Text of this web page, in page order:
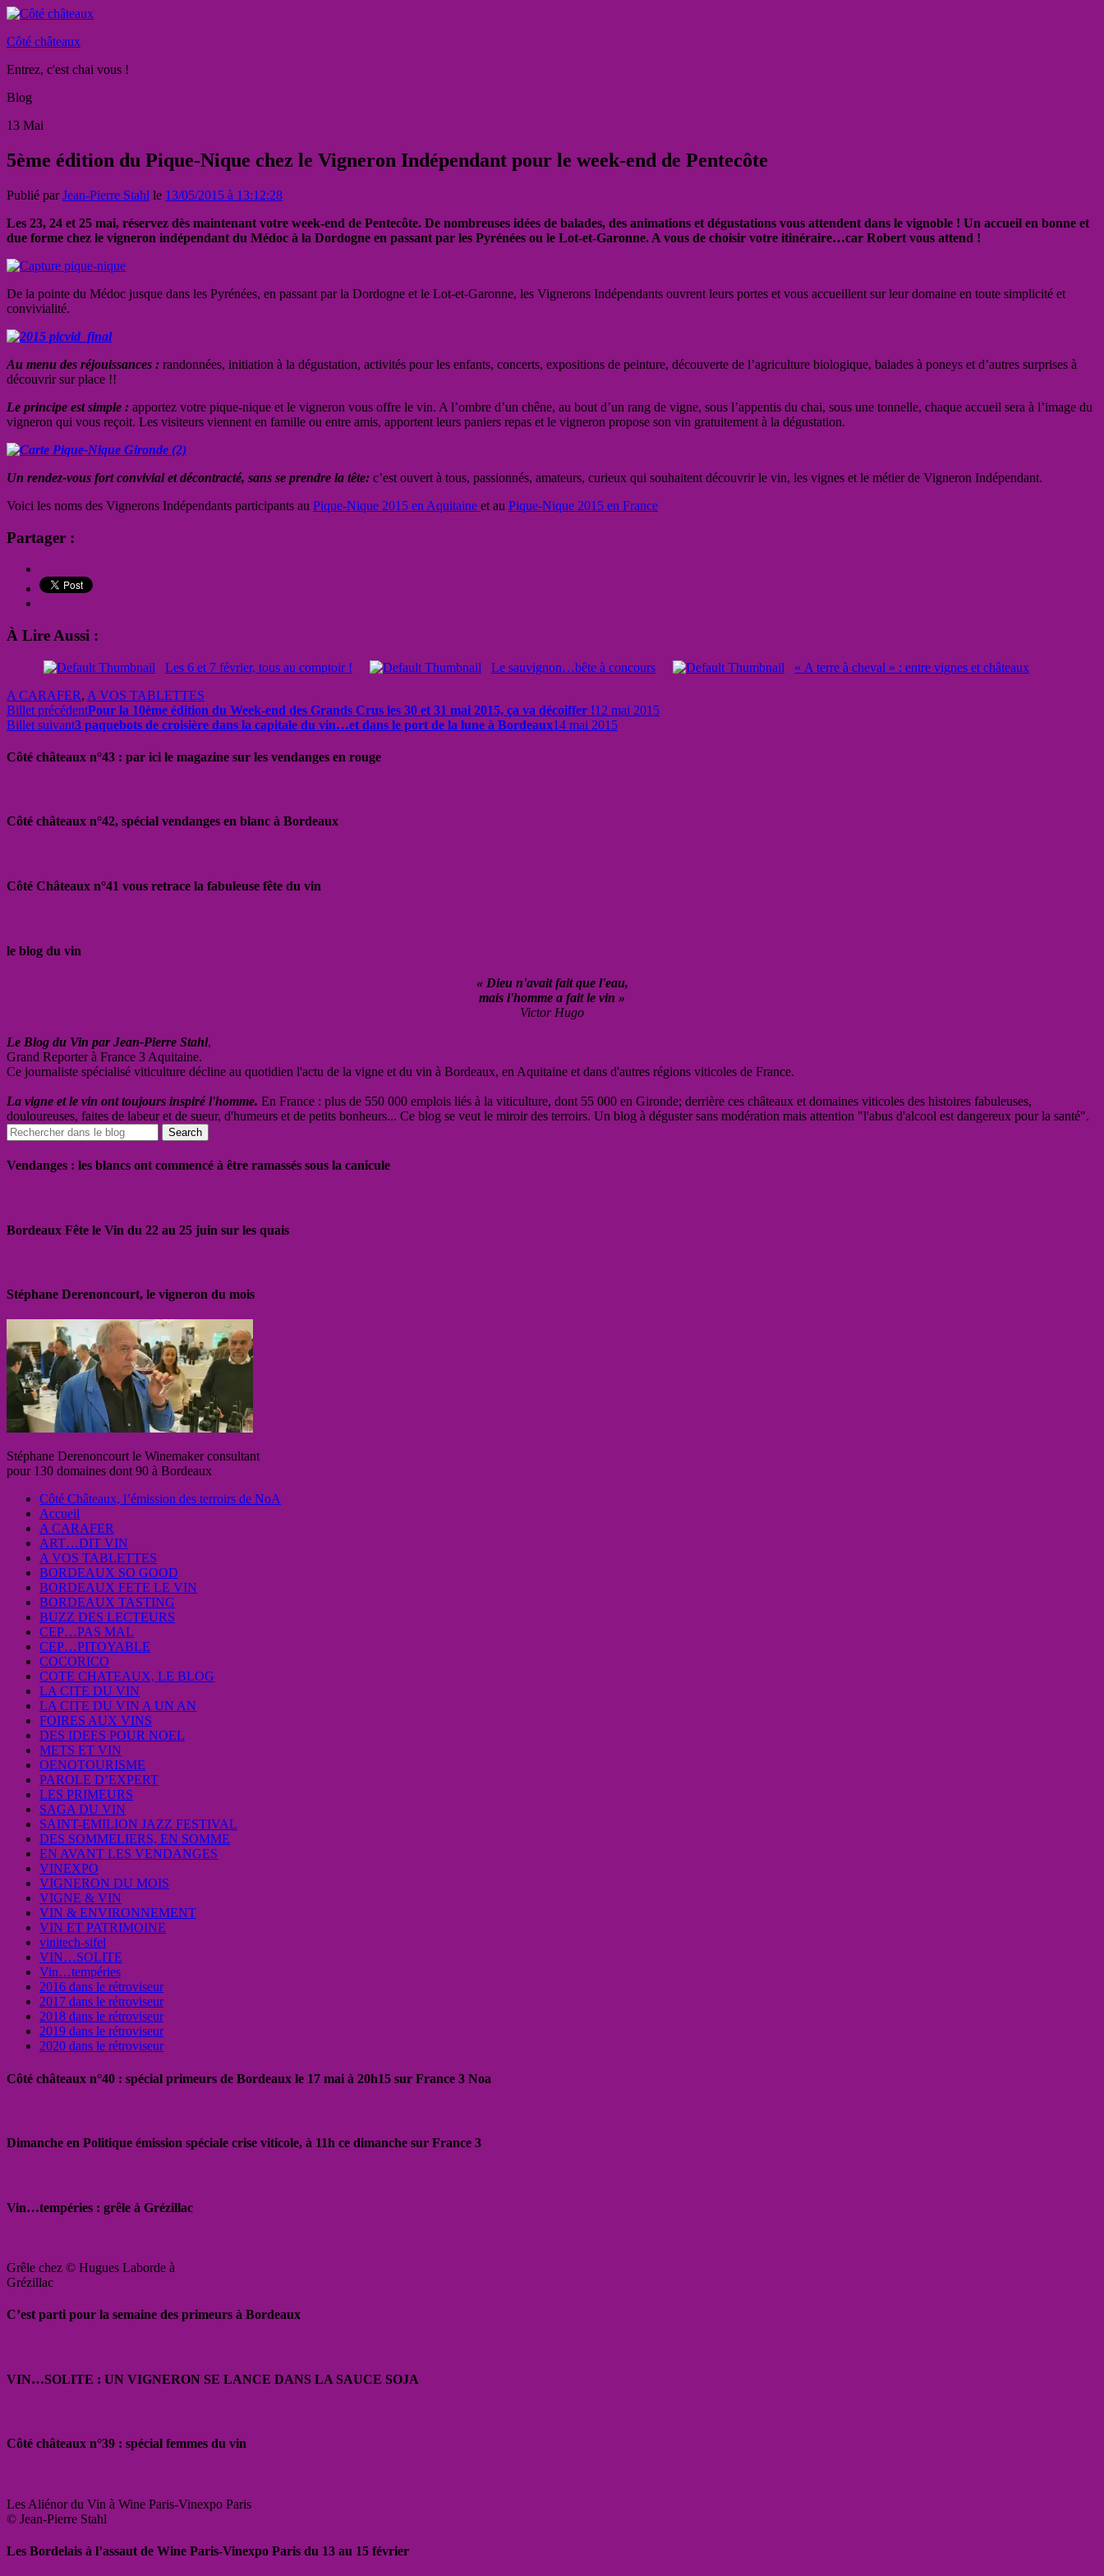
Côté châteaux
Entrez, c'est chai vous !
Blog
13 Mai
5ème édition du Pique-Nique chez le Vigneron Indépendant pour le week-end de Pentecôte
Publié parJean-Pierre Stahl le 13/05/2015 à 13:12:28
Les 23, 24 et 25 mai, réservez dès maintenant votre week-end de Pentecôte. De nombreuses idées de balades, des animations et dégustations vous attendent dans le vignoble ! Un accueil en bonne et
due forme chez le vigneron indépendant du Médoc à la Dordogne en passant par les Pyrénées ou le Lot-et-Garonne. A vous de choisir votre itinéraire…car Robert vous attend !
De la pointe du Médoc jusque dans les Pyrénées, en passant par la Dordogne et le Lot-et-Garonne, les Vignerons Indépendants ouvrent leurs portes et vous accueillent sur leur domaine en toute simplicité et
convivialité.
Au menu des réjouissances : randonnées, initiation à la dégustation, activités pour les enfants, concerts, expositions de peinture, découverte de l’agriculture biologique, balades à poneys et d’autres surprises à
découvrir sur place !!
Le principe est simple : apportez votre pique-nique et le vigneron vous offre le vin. A l’ombre d’un chêne, au bout d’un rang de vigne, sous l’appentis du chai, sous une tonnelle, chaque accueil sera à l’image du
vigneron qui vous reçoit. Les visiteurs viennent en famille ou entre amis, apportent leurs paniers repas et le vigneron propose son vin gratuitement à la dégustation.
Un rendez-vous fort convivial et décontracté, sans se prendre la tête: c’est ouvert à tous, passionnés, amateurs, curieux qui souhaitent découvrir le vin, les vignes et le métier de Vigneron Indépendant.
Voici les noms des Vignerons Indépendants participants au Pique-Nique 2015 en Aquitaine et au Pique-Nique 2015 en France
Partager :
À Lire Aussi :
Les 6 et 7 février, tous au comptoir ! Le sauvignon…bête à concours
« A terre à cheval » : entre vignes et châteaux
A CARAFER, A VOS TABLETTES
Billet précédentPour la 10ème édition du Week-end des Grands Crus les 30 et 31 mai 2015, ça va décoiffer !12 mai 2015
Billet suivant3 paquebots de croisière dans la capitale du vin…et dans le port de la lune à Bordeaux14 mai 2015
Côté châteaux n°43 : par ici le magazine sur les vendanges en rouge
Côté châteaux n°42, spécial vendanges en blanc à Bordeaux
Côté Châteaux n°41 vous retrace la fabuleuse fête du vin
le blog du vin
« Dieu n'avait fait que l'eau,
mais l'homme a fait le vin »
Victor Hugo
Le Blog du Vin par Jean-Pierre Stahl,
Grand Reporter à France 3 Aquitaine.
Ce journaliste spécialisé viticulture décline au quotidien l'actu de la vigne et du vin à Bordeaux, en Aquitaine et dans d'autres régions viticoles de France.
La vigne et le vin ont toujours inspiré l'homme. En France : plus de 550 000 emplois liés à la viticulture, dont 55 000 en Gironde; derrière ces châteaux et domaines viticoles des histoires fabuleuses,
douloureuses, faites de labeur et de sueur, d'humeurs et de petits bonheurs... Ce blog se veut le miroir des terroirs. Un blog à déguster sans modération mais attention "l'abus d'alcool est dangereux pour la santé".
Vendanges : les blancs ont commencé à être ramassés sous la canicule
Bordeaux Fête le Vin du 22 au 25 juin sur les quais
Stéphane Derenoncourt, le vigneron du mois
Stéphane Derenoncourt le Winemaker consultant
pour 130 domaines dont 90 à Bordeaux
Côté Châteaux, l’émission des terroirs de NoA
Accueil
A CARAFER
ART…DIT VIN
A VOS TABLETTES
BORDEAUX SO GOOD
BORDEAUX FETE LE VIN
BORDEAUX TASTING
BUZZ DES LECTEURS
CEP…PAS MAL
CEP…PITOYABLE
COCORICO
COTE CHATEAUX, LE BLOG
LA CITE DU VIN
LA CITE DU VIN A UN AN
FOIRES AUX VINS
DES IDEES POUR NOEL
METS ET VIN
OENOTOURISME
PAROLE D’EXPERT
LES PRIMEURS
SAGA DU VIN
SAINT-EMILION JAZZ FESTIVAL
DES SOMMELIERS, EN SOMME
EN AVANT LES VENDANGES
VINEXPO
VIGNERON DU MOIS
VIGNE & VIN
VIN & ENVIRONNEMENT
VIN ET PATRIMOINE
vinitech-sifel
VIN…SOLITE
Vin…tempéries
2016 dans le rétroviseur
2017 dans le rétroviseur
2018 dans le rétroviseur
2019 dans le rétroviseur
2020 dans le rétroviseur
Côté châteaux n°40 : spécial primeurs de Bordeaux le 17 mai à 20h15 sur France 3 Noa
Dimanche en Politique émission spéciale crise viticole, à 11h ce dimanche sur France 3
Vin…tempéries : grêle à Grézillac
Grêle chez © Hugues Laborde à
Grézillac
C’est parti pour la semaine des primeurs à Bordeaux
VIN…SOLITE : UN VIGNERON SE LANCE DANS LA SAUCE SOJA
Côté châteaux n°39 : spécial femmes du vin
Les Aliénor du Vin à Wine Paris-Vinexpo Paris
© Jean-Pierre Stahl
Les Bordelais à l’assaut de Wine Paris-Vinexpo Paris du 13 au 15 février